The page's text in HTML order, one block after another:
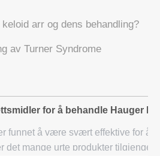
arr og dens behandling?
av Turner Syndrome
for å behandle Hauger
funnet å være svært effektive for å
det mange urte produkter